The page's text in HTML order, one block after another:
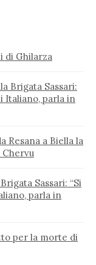
di Ghilarza
Brigata Sassari:
Italiano, parla in
Resana a Biella la
Chervu
Sassari: “Si
parla in
per la morte di